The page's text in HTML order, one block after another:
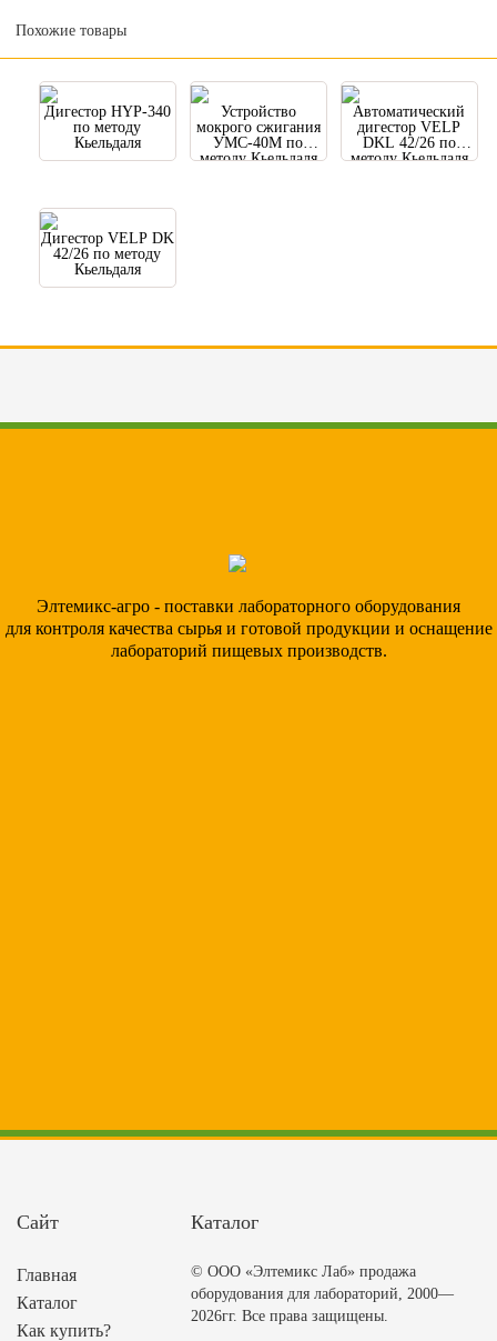
Похожие товары
Дигестор HYP-340
по методу
Кьельдаля
Устройство
мокрого сжигания
УМС-40М по
методу Кьельдаля
Автоматический
дигестор VELP
DKL 42/26 по
методу Кьельдаля
Дигестор VELP DK
42/26 по методу
Кьельдаля
Элтемикс-агро - поставки лабораторного оборудования
для контроля качества сырья и готовой продукции и оснащение
лабораторий пищевых производств.
Сайт
Главная
Каталог
Как купить?
Каталог
© ООО «Элтемикс Лаб» продажа
оборудования для лабораторий, 2000—
2026гг. Все права защищены.